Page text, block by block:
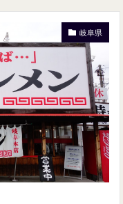
岐阜県